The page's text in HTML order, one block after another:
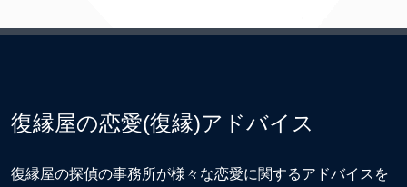
復縁屋の恋愛(復縁)アドバイス
復縁屋の探偵の事務所が様々な恋愛に関するアドバイスを